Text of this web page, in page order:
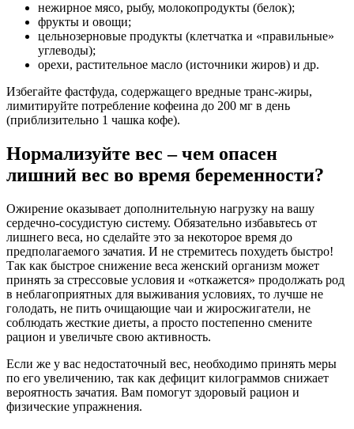
нежирное мясо, рыбу, молокопродукты (белок);
фрукты и овощи;
цельнозерновые продукты (клетчатка и «правильные»
углеводы);
орехи, растительное масло (источники жиров) и др.
Избегайте фастфуда, содержащего вредные транс-жиры,
лимитируйте потребление кофеина до 200 мг в день
(приблизительно 1 чашка кофе).
Нормализуйте вес – чем опасен
лишний вес во время беременности?
Ожирение оказывает дополнительную нагрузку на вашу
сердечно-сосудистую систему. Обязательно избавьтесь от
лишнего веса, но сделайте это за некоторое время до
предполагаемого зачатия. И не стремитесь похудеть быстро!
Так как быстрое снижение веса женский организм может
принять за стрессовые условия и «откажется» продолжать род
в неблагоприятных для выживания условиях, то лучше не
голодать, не пить очищающие чаи и жиросжигатели, не
соблюдать жесткие диеты, а просто постепенно смените
рацион и увеличьте свою активность.
Если же у вас недостаточный вес, необходимо принять меры
по его увеличению, так как дефицит килограммов снижает
вероятность зачатия. Вам помогут здоровый рацион и
физические упражнения.